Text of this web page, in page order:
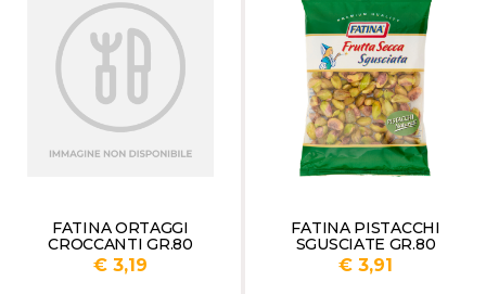
FATINA ORTAGGI
CROCCANTI GR.80
€ 3,19
FATINA PISTACCHI
SGUSCIATE GR.80
€ 3,91